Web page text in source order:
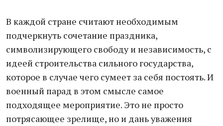
В каждой стране считают необходимым
подчеркнуть сочетание праздника,
символизирующего свободу и независимость, с
идеей строительства сильного государства,
которое в случае чего сумеет за себя постоять. И
военный парад в этом смысле самое
подходящее мероприятие. Это не просто
потрясающее зрелище, но и дань уважения